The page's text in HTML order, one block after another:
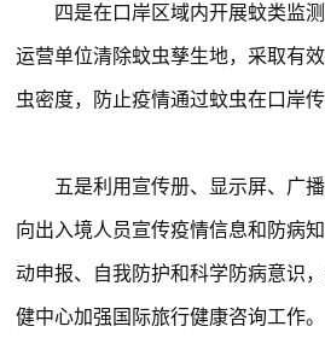
四是在口岸区域内开展蚊类监
运营单位清除蚊虫孳生地，采取有
虫密度，防止疫情通过蚊虫在口岸传
五是利用宣传册、显示屏、广
向出入境人员宣传疫情信息和防病
动申报、自我防护和科学防病意识
健中心加强国际旅行健康咨询工作。